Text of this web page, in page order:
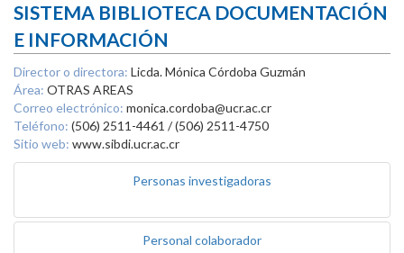
SISTEMA BIBLIOTECA DOCUMENTACIÓN
E INFORMACIÓN
Director o directora: Licda. Mónica Córdoba Guzmán
Área: OTRAS AREAS
Correo electrónico: monica.cordoba@ucr.ac.cr
Teléfono: (506) 2511-4461 / (506) 2511-4750
Sitio web: www.sibdi.ucr.ac.cr
Personas investigadoras
Personal colaborador